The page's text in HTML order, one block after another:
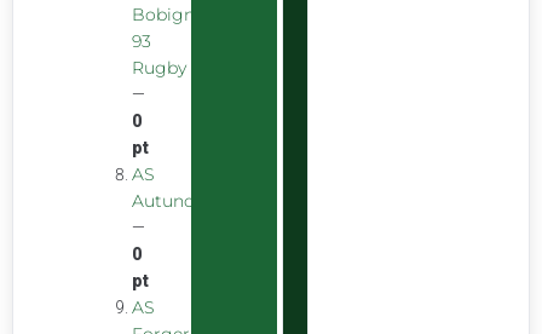
Bobigny
93
Rugby
—
0
pt
AS
Autunoise
—
0
pt
AS